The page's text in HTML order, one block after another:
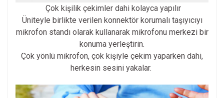
Çok kişilik çekimler dahi kolayca yapılır
Üniteyle birlikte verilen konnektör korumalı taşıyıcıyı
mikrofon standı olarak kullanarak mikrofonu merkezi bir
konuma yerleştirin.
Çok yönlü mikrofon, çok kişiyle çekim yaparken dahi,
herkesin sesini yakalar.